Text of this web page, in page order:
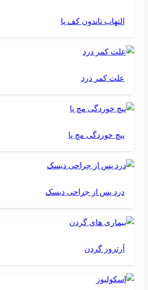
التهاب تاندون کف پا
علت کمر درد
پیچ خوردگی مچ پا
درد پس از جراحی دیسک
آرتروز گردن